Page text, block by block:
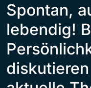
Spontan,
lebendig!